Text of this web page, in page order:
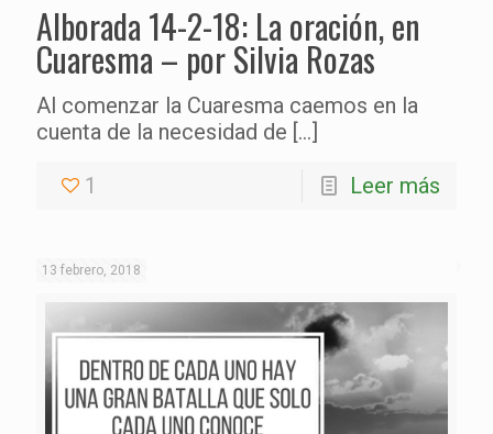
Alborada 14-2-18: La oración, en
Cuaresma – por Silvia Rozas
Al comenzar la Cuaresma caemos en la
cuenta de la necesidad de […]
1 Leer más
13 febrero, 2018